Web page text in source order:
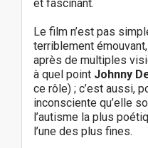
et fascinant.
Le film n’est pas
terriblement
après de multiples
à quel point Johnny
ce rôle) ; c’est aussi,
inconsciente qu’elle
l’autisme la plus
l’une des plus fines.